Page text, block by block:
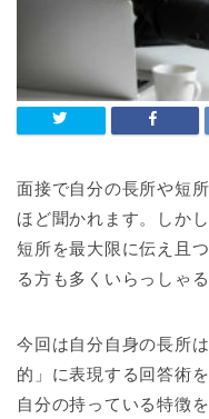
面接で自分の長所や短
ほど聞かれます。しか
短所を最大限に伝え且
る方も多くいらっしゃる
今回は自分自身の長所
的」に表現する回答術
自分の持っている特徴